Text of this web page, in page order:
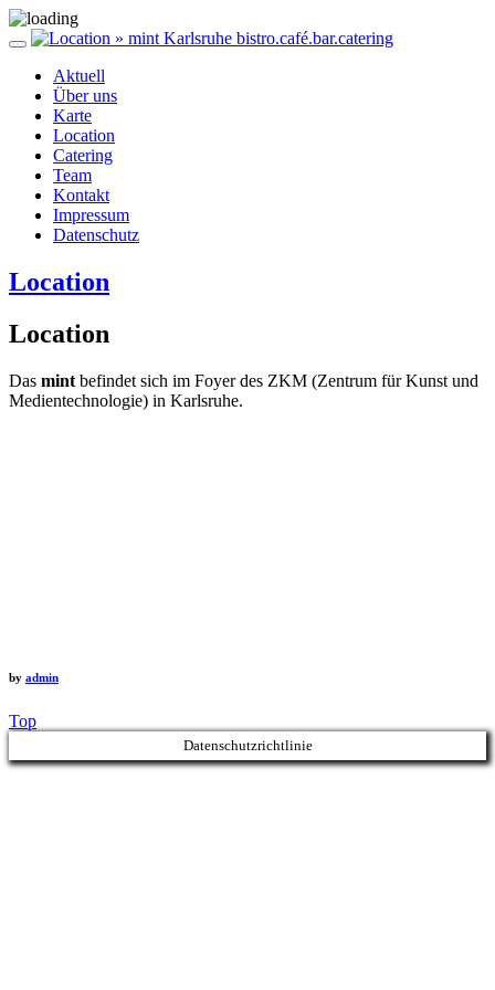
Aktuell
Über uns
Karte
Location
Catering
Team
Kontakt
Impressum
Datenschutz
Location
Location
Das mint befindet sich im Foyer des ZKM (Zentrum für Kunst und
Medientechnologie) in Karlsruhe.
by admin
Top
Datenschutzrichtlinie